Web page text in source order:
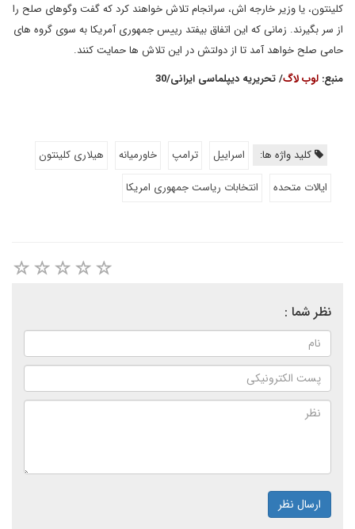
کلینتون، یا وزیر خارجه اش، سرانجام تلاش خواهند کرد که گفت وگوهای صلح را
از سر بگیرند. زمانی که این اتفاق بیفتد رییس جمهوری آمریکا به سوی گروه های
حامی صلح خواهد آمد تا از دولتش در این تلاش ها حمایت کنند.
منبع: لوب لاگ/ تحریریه دیپلماسی ایرانی/30
کلید واژه ها: اسراییل ترامپ خاورمیانه
هیلاری کلینتون
ایالات متحده
انتخابات ریاست جمهوری امریکا
نظر شما :
ارسال نظر